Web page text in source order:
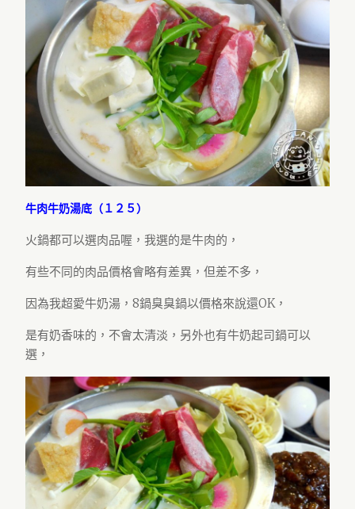
牛肉牛奶湯底（１２５）
火鍋都可以選肉品喔，我選的是牛肉的，
有些不同的肉品價格會略有差異，但差不多，
因為我超愛牛奶湯，8鍋臭臭鍋以價格來說還OK，
是有奶香味的，不會太清淡，另外也有牛奶起司鍋可以
選，